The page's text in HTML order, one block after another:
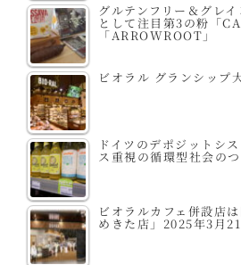
グルテンフリー＆グレ
として注目第3の粉「
「ARROWROOT」
ビオラル グランシッ
ドイツのデポジットシ
ス重視の循環型社会の
ビオラルカフェ併設店
めきた店」2025年3月